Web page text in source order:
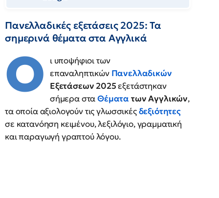
Πανελλαδικές εξετάσεις 2025: Τα
σημερινά θέματα στα Αγγλικά
Ο
ι υποψήφιοι των
επαναληπτικών Πανελλαδικών
Εξετάσεων 2025εξετάστηκαν
σήμερα σταΘέματα των Αγγλικών,
τα οποία αξιολογούν τις γλωσσικέςδεξιότητες
σε κατανόηση κειμένου, λεξιλόγιο, γραμματική
και παραγωγή γραπτού λόγου.